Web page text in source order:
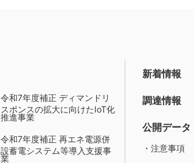
令和7年度補正 ディマンドリ
スポンスの拡大に向けたIoT化
推進事業
令和7年度補正 再エネ電源併
設蓄電システム等導入支援事
業
新着情報
調達情報
公開データ
・注意事項